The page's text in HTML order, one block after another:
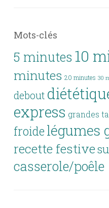
Mots-clés
5 minutes 10
minutes 20 minutes 30
debout
express grandes
froide légumes
recette festive
casserole/poêle